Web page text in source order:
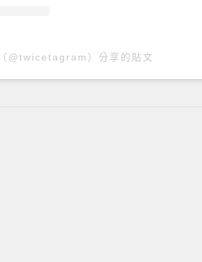
@twicetagram）分享的貼文